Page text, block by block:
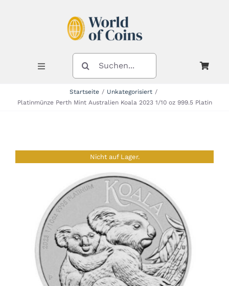
Toggle
Navigation
Kategorien
Neuheiten
Angebote
Über Uns
SUCHE
NACH:
Startseite
Unkategorisiert
Platinmünze Perth Mint Australien Koala 2023 1/10 oz 999.5 Platin
Nicht auf Lager.